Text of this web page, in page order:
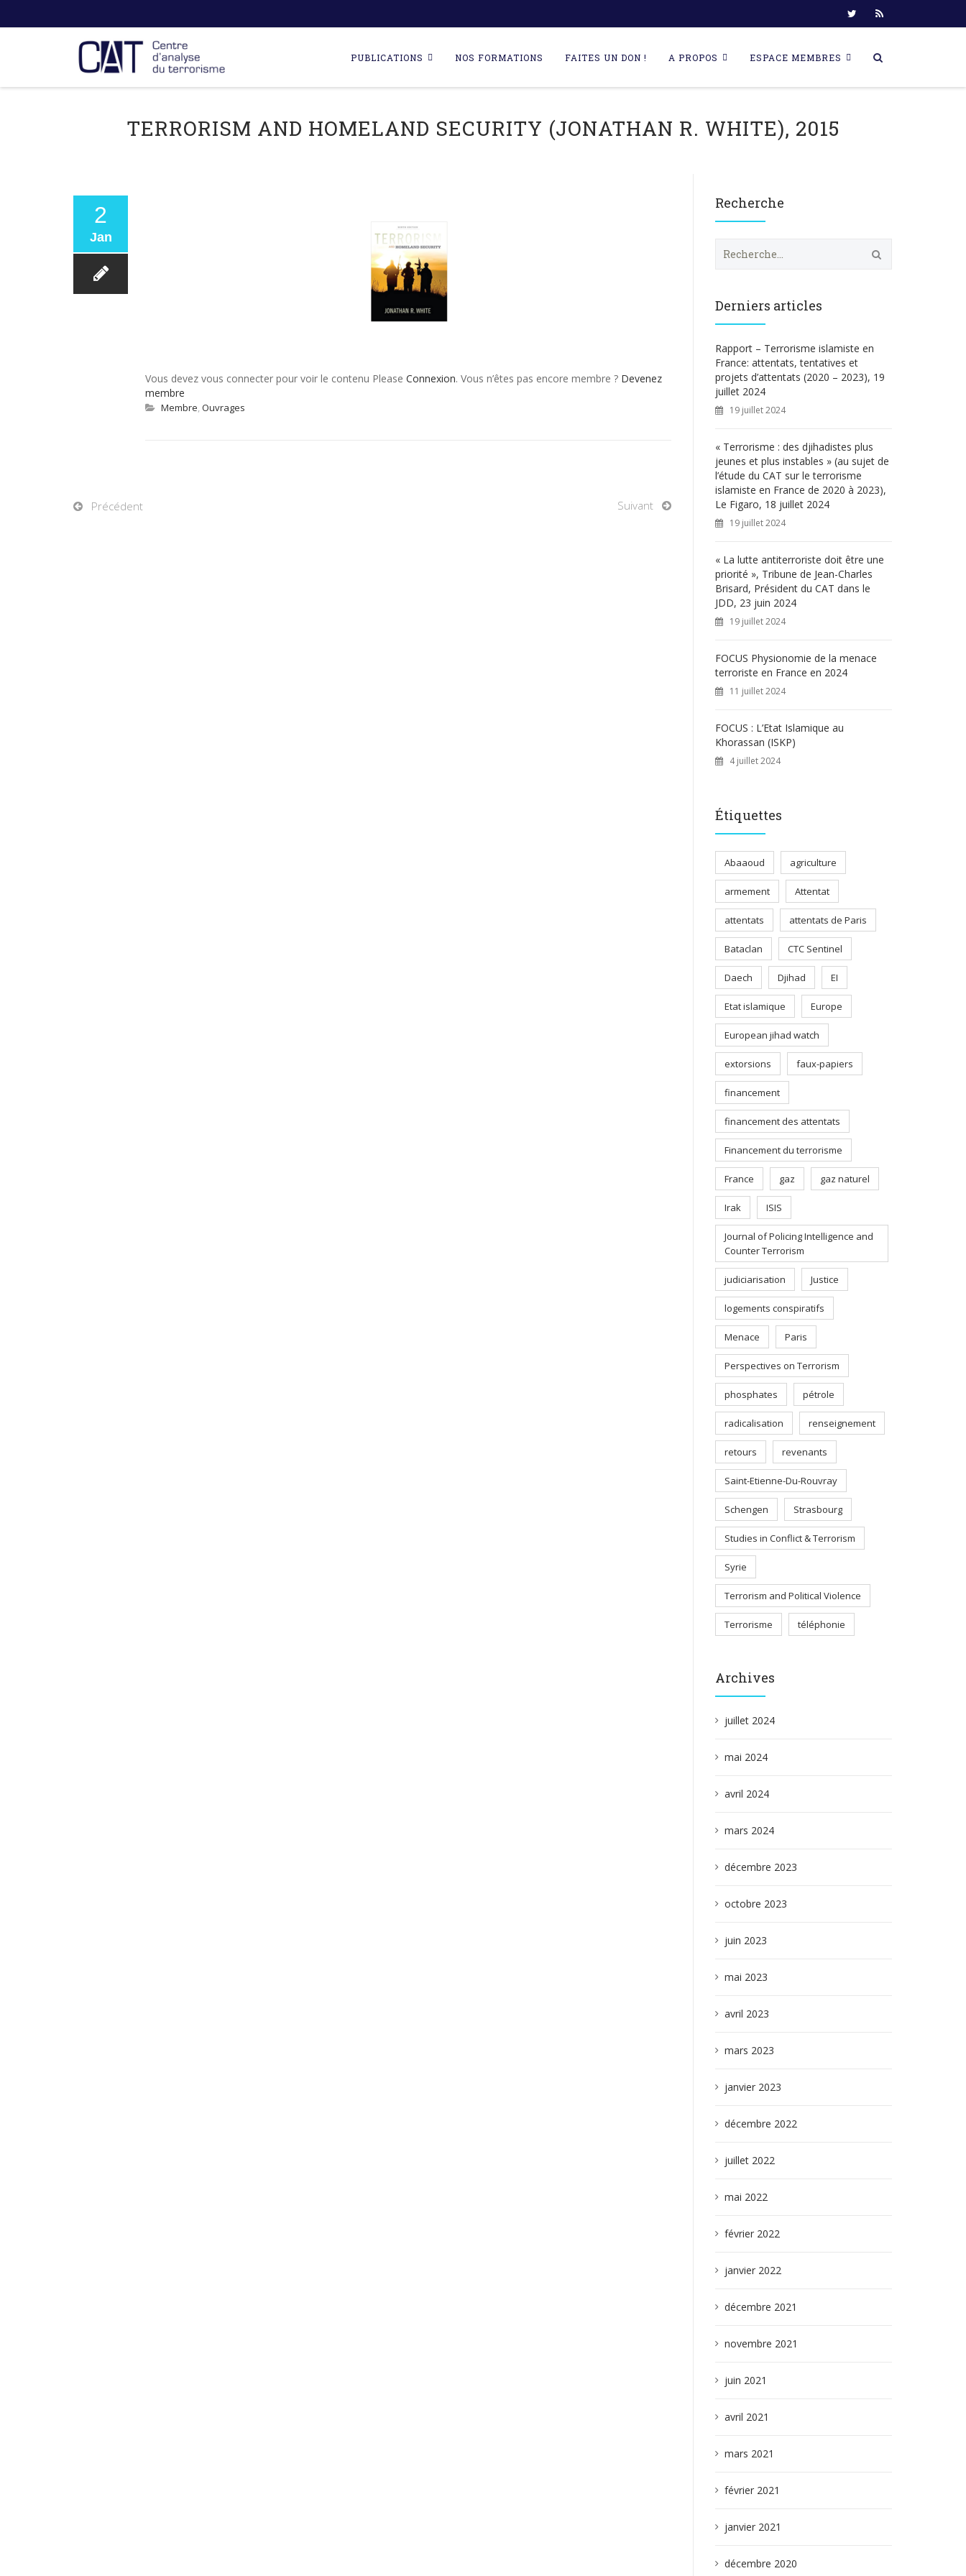
content
PUBLICATIONS NOS FORMATIONS FAITES UN DON ! A PROPOS ESPACE MEMBRES
TERRORISM AND HOMELAND SECURITY (JONATHAN R. WHITE), 2015
2
Jan
Vous devez vous connecter pour voir le contenu Please Connexion. Vous n’êtes pas encore membre ? Devenez
membre
Membre, Ouvrages
Précédent Suivant
Recherche
e
h
e
r
:
Derniers articles
Rapport – Terrorisme islamiste en
France: attentats, tentatives et
projets d’attentats (2020 – 2023), 19
juillet 2024
19 juillet 2024
« Terrorisme : des djihadistes plus
jeunes et plus instables » (au sujet de
l’étude du CAT sur le terrorisme
islamiste en France de 2020 à 2023),
Le Figaro, 18 juillet 2024
19 juillet 2024
« La lutte antiterroriste doit être une
priorité », Tribune de Jean-Charles
Brisard, Président du CAT dans le
JDD, 23 juin 2024
19 juillet 2024
FOCUS Physionomie de la menace
terroriste en France en 2024
11 juillet 2024
FOCUS : L’Etat Islamique au
Khorassan (ISKP)
4 juillet 2024
Étiquettes
Abaaoud agriculture
armement Attentat
attentats attentats de Paris
Bataclan CTC Sentinel
Daech Djihad EI
Etat islamique Europe
European jihad watch
extorsions faux-papiers
financement
financement des attentats
Financement du terrorisme
France gaz gaz naturel
Irak ISIS
Journal of Policing Intelligence and
Counter Terrorism
judiciarisation Justice
logements conspiratifs
Menace Paris
Perspectives on Terrorism
phosphates pétrole
radicalisation renseignement
retours revenants
Saint-Etienne-Du-Rouvray
Schengen Strasbourg
Studies in Conflict & Terrorism
Syrie
Terrorism and Political Violence
Terrorisme téléphonie
Archives
juillet 2024
mai 2024
avril 2024
mars 2024
décembre 2023
octobre 2023
juin 2023
mai 2023
avril 2023
mars 2023
janvier 2023
décembre 2022
juillet 2022
mai 2022
février 2022
janvier 2022
décembre 2021
novembre 2021
juin 2021
avril 2021
mars 2021
février 2021
janvier 2021
décembre 2020